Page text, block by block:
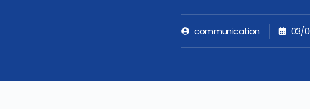
communication 03/